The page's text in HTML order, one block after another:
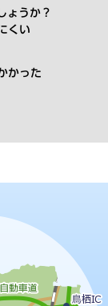
ょうか？
くい
かった